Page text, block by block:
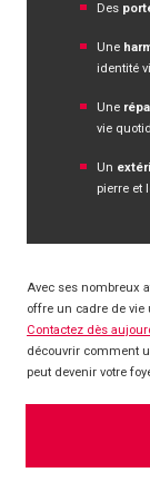
Des
Une
identité
Une
vie
Un
pierre et
Avec ses nombreux
offre un cadre de vie
Contactez dès
découvrir comment
peut devenir votre